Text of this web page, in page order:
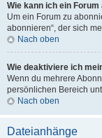
Wie kann ich ein
Um ein Forum zu
abonnieren“, der sich
Nach oben
Wie deaktiviere ich
Wenn du mehrere
persönlichen Bereich
Nach oben
Dateianhänge